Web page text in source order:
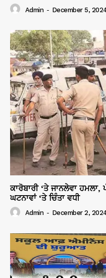
Admin - December 5,
ਕਾਰੋਬਾਰੀ ‘ਤੇ ਜਾਨਲੇਵਾ
ਘਟਨਾਵਾਂ ‘ਤੇ ਚਿੰਤਾ ਵਧੀ
Admin - December 2,